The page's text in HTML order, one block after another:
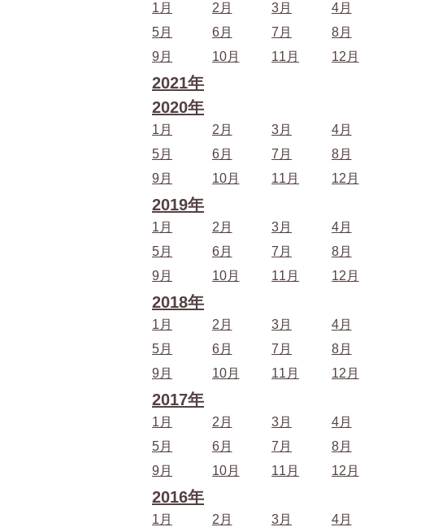
1月 2月 3月
4月
5月
6月 7月
8月
9月
10月 11月 12月
2021年
2020年
1月 2月 3月
4月
5月
6月 7月
8月
9月
10月 11月 12月
2019年
1月 2月 3月
4月
5月
6月 7月
8月
9月
10月 11月 12月
2018年
1月 2月 3月
4月
5月
6月 7月
8月
9月
10月 11月 12月
2017年
1月 2月 3月
4月
5月
6月 7月
8月
9月
10月 11月 12月
2016年
1月 2月 3月
4月